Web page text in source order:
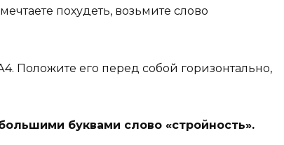
похудеть, возьмите слово
Положите его перед собой горизонтально,
буквами слово «стройность».